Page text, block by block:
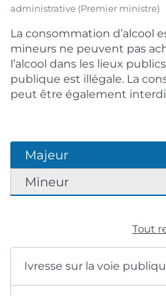
administrative (Premier ministre)
La consommation d’alcool
mineurs ne peuvent pas
l’alcool dans les lieux
publique est illégale. La
peut être également
Majeur
Mineur
Tout
Ivresse sur la voie